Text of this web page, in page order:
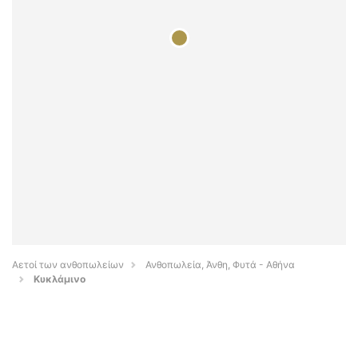
Αετοί των ανθοπωλείων
Ανθοπωλεία, Άνθη, Φυτά - Αθήνα
Κυκλάμινο